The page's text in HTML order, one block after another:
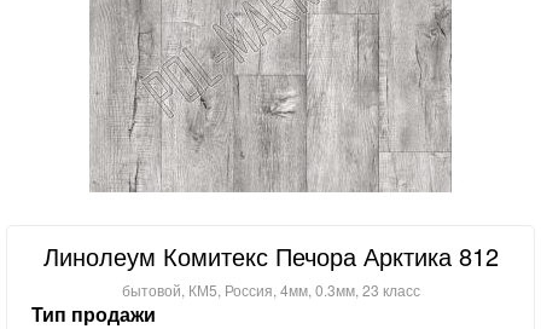
Линолеум Комитекс Печора Арктика 812
бытовой, КМ5, Россия, 4мм, 0.3мм, 23 класс
Тип продажи